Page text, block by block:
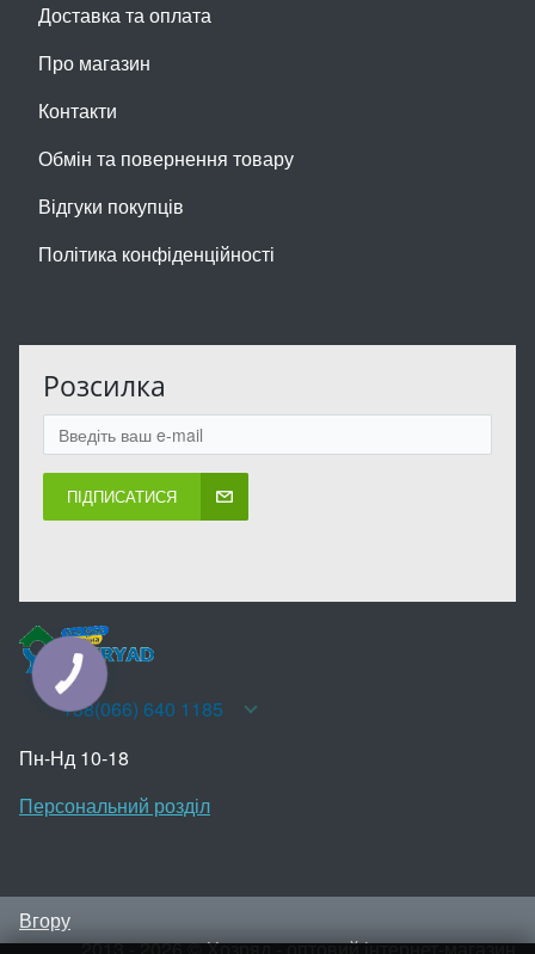
Доставка та оплата
Про магазин
Контакти
Обмін та повернення товару
Відгуки покупців
Політика конфіденційності
Розсилка
ПІДПИСАТИСЯ
+38(066) 640 1185
Пн-Нд 10-18
Персональний розділ
Вгору
КНОПКА
ЗВ'ЯЗКУ